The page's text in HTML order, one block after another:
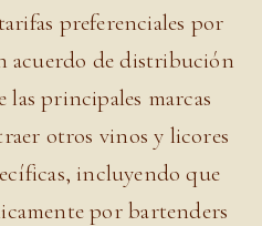
preferenciales por
acuerdo de distribución
las principales marcas
otros vinos y licores
incluyendo que
por bartenders